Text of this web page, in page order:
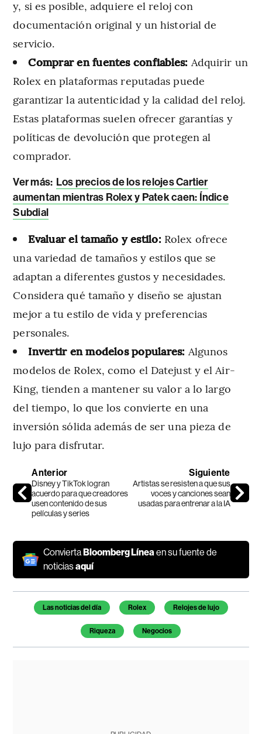
y, si es posible, adquiere el reloj con
documentación original y un historial de
servicio.
Comprar en fuentes confiables: Adquirir un
Rolex en plataformas reputadas puede
garantizar la autenticidad y la calidad del reloj.
Estas plataformas suelen ofrecer garantías y
políticas de devolución que protegen al
comprador.
Ver más: Los precios de los relojes Cartier
aumentan mientras Rolex y Patek caen: Índice
Subdial
Evaluar el tamaño y estilo: Rolex ofrece
una variedad de tamaños y estilos que se
adaptan a diferentes gustos y necesidades.
Considera qué tamaño y diseño se ajustan
mejor a tu estilo de vida y preferencias
personales.
Invertir en modelos populares: Algunos
modelos de Rolex, como el Datejust y el Air-
King, tienden a mantener su valor a lo largo
del tiempo, lo que los convierte en una
inversión sólida además de ser una pieza de
lujo para disfrutar.
Anterior
Disney y TikTok logran
acuerdo para que creadores
usen contenido de sus
películas y series
Siguiente
Artistas se resisten a que sus
voces y canciones sean
usadas para entrenar a la IA
ConviertaBloomberg Líneaen su fuente de
noticiasaquí
Temas de este artículo
Las noticias del día Rolex Relojes de lujo
Riqueza Negocios